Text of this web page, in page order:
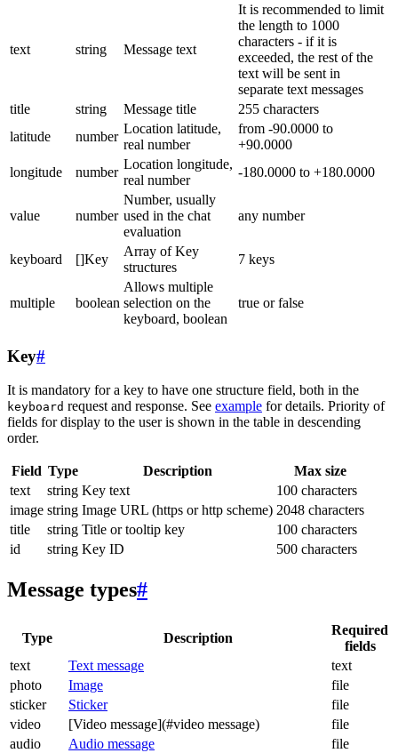
text string Message text
It is recommended to limit
the length to 1000
characters - if it is
exceeded, the rest of the
text will be sent in
separate text messages
title
string Message title
255 characters
latitude
number
Location latitude,
real number
from -90.0000 to
+90.0000
longitude
number
Location longitude,
real number
-180.0000 to +180.0000
value number
Number, usually
used in the chat
evaluation
any number
keyboard []Key
Array of Key
structures
7 keys
multiple boolean
Allows multiple
selection on the
keyboard, boolean
true or false
Key#
It is mandatory for a key to have one structure field, both in the
keyboard request and response. See example for details. Priority of
fields for display to the user is shown in the table in descending
order.
Field Type Description
Max size
text
string Key text
100 characters
image string Image URL (https or http scheme) 2048 characters
title
string Title or tooltip key
100 characters
id
string Key ID 500 characters
Message types#
Type Description
Required
fields
text
Text message
text
photo
Image
file
sticker
Sticker
file
video
[Video message](#video message)
file
audio
Audio message file